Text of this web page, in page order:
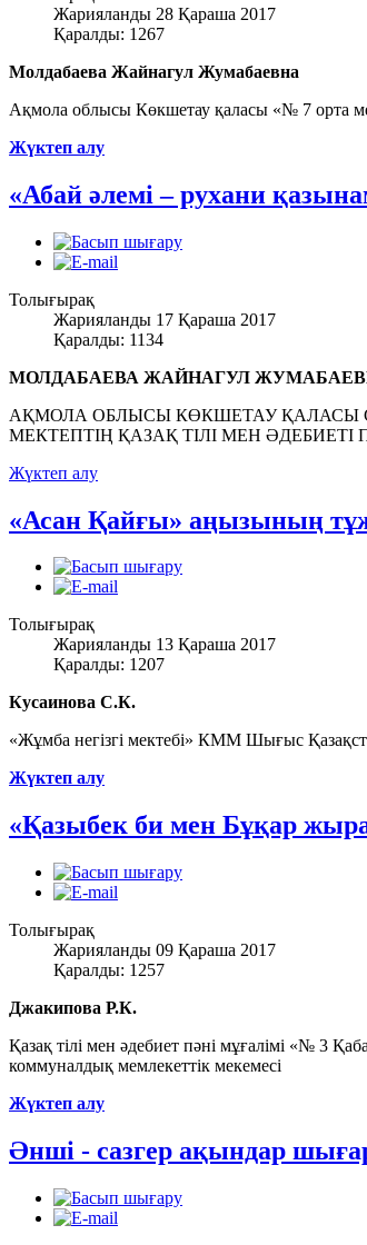
Жарияланды 28 Қараша 2017
Қаралды: 1267
Молдабаева Жайнагул Жумабаевна
Ақмола облысы Көкшетау қаласы «№ 7 орта
Жүктеп алу
«Абай әлемі – рухани
Толығырақ
Жарияланды 17 Қараша 2017
Қаралды: 1134
МОЛДАБАЕВА ЖАЙНАГУЛ
АҚМОЛА ОБЛЫСЫ КӨКШЕТАУ ҚАЛАСЫ
МЕКТЕПТІҢ ҚАЗАҚ ТІЛІ МЕН ӘДЕБИЕТІ
Жүктеп алу
«Асан Қайғы» аңызының
Толығырақ
Жарияланды 13 Қараша 2017
Қаралды: 1207
Кусаинова С.К.
«Жұмба негізгі мектебі» КММ Шығыс
Жүктеп алу
«Қазыбек би мен Бұқар
Толығырақ
Жарияланды 09 Қараша 2017
Қаралды: 1257
Джакипова Р.К.
Қазақ тілі мен әдебиет пәні мұғалімі «№ 3
коммуналдық мемлекеттік мекемесі
Жүктеп алу
Әнші - сазгер ақындар